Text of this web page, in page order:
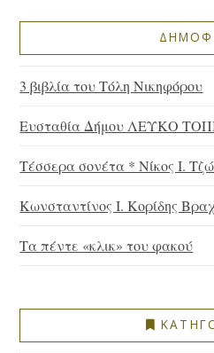
3 βιβλία του Τόλη Νικηφόρου
Ευσταθία Δήμου ΛΕΥΚΟ
Τέσσερα σονέτα * Νίκος Ι.
Κωνσταντίνος Ι. Κορίδης
Τα πέντε «κλικ» του φακού